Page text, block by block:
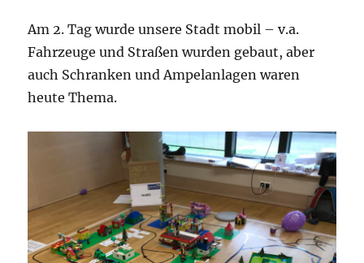
Am 2. Tag wurde unsere Stadt mobil – v.a.
Fahrzeuge und Straßen wurden gebaut, aber
auch Schranken und Ampelanlagen waren
heute Thema.